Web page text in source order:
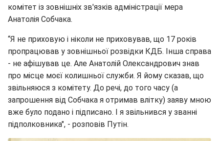
комітет із зовнішніх зв'язків адміністрації мера
Анатолія Собчака.
“Я не приховую і ніколи не приховував, що 17 років
пропрацював у зовнішньої розвідки КДБ. Інша справа
- не афішував це. Але Анатолій Олександрович знав
про місце моєї колишньої служби. Я йому сказав, що
звільняюся з комітету. До речі, до того часу (а
запрошення від Собчака я отримав влітку) заяву мною
вже було подано і підписано. І я звільнився у званні
підполковника", - розповів Путін.